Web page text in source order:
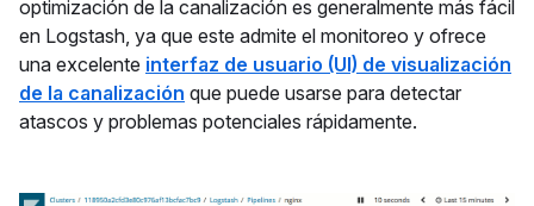
optimización de la canalización es generalmente más fácil
en Logstash, ya que este admite el monitoreo y ofrece
una excelente interfaz de usuario (UI) de visualización
de la canalización que puede usarse para detectar
atascos y problemas potenciales rápidamente.